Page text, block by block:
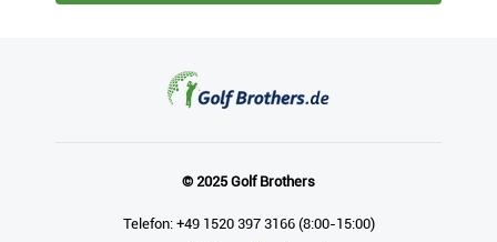
© 2025 Golf Brothers
Telefon: +49 1520 397 3166 (8:00-15:00)